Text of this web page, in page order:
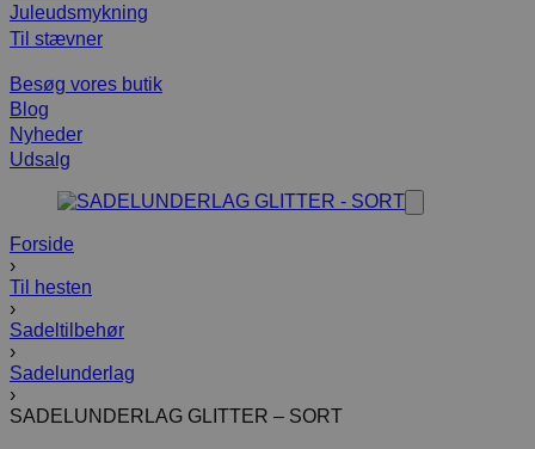
Juleudsmykning
Til stævner
Besøg vores butik
Blog
Nyheder
Udsalg
Forside
›
Til hesten
›
Sadeltilbehør
›
Sadelunderlag
›
SADELUNDERLAG GLITTER – SORT